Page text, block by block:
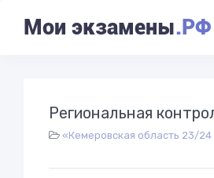
Мои экзамены.РФ
Региональная
«Кемеровская область 23/24